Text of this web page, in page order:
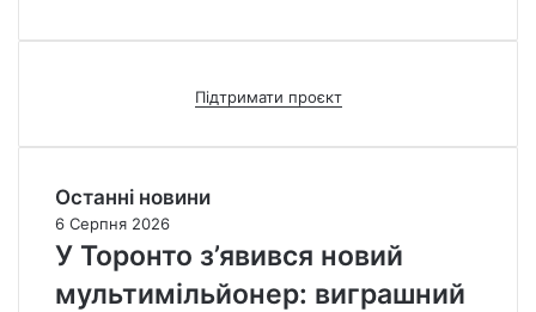
Підтримати проєкт
Останні новини
6 Серпня 2026
У Торонто з’явився новий
мультимільйонер: виграшний